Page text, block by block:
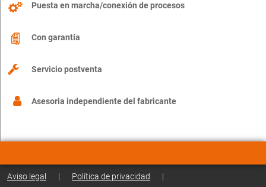
Puesta en marcha/conexión de procesos
Con garantía
Servicio postventa
Asesoria independiente del fabricante
Aviso legal | Política de privacidad |